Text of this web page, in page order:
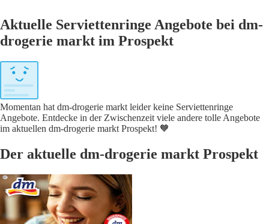
Aktuelle Serviettenringe Angebote bei dm-
drogerie markt im Prospekt
Momentan hat dm-drogerie markt leider keine Serviettenringe
Angebote. Entdecke in der Zwischenzeit viele andere tolle Angebote
im aktuellen dm-drogerie markt Prospekt! 🧡
Der aktuelle dm-drogerie markt Prospekt